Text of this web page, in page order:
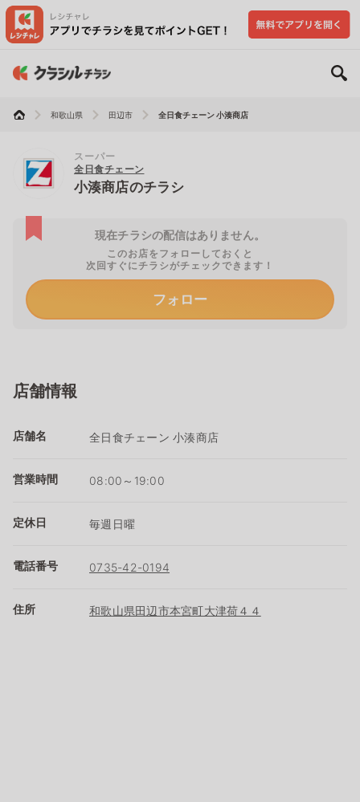
和歌山県 田辺市 全日食チェーン 小湊商店
スーパー
全日食チェーン
小湊商店のチラシ
現在チラシの配信はありません。
このお店をフォローしておくと
次回すぐにチラシがチェックできます！
フォロー
店舗情報
店舗名 全日食チェーン 小湊商店
営業時間 08:00～19:00
定休日 毎週日曜
電話番号 0735-42-0194
住所 和歌山県田辺市本宮町大津荷４４